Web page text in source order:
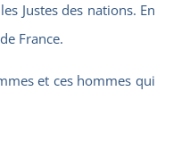
Justes des nations. En
France.
et ces hommes qui